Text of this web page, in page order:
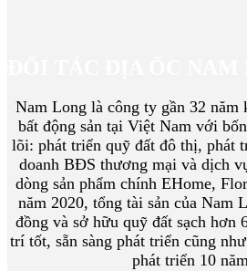
Nam Long là công ty gần 32 năm
bất động sản tại Việt Nam với
lõi: phát triển quỹ đất đô thị, phát
doanh BĐS thương mại và dịch
dòng sản phẩm chính EHome,
năm 2020, tổng tài sản của Nam
đồng và sở hữu quỹ đất sạch hơn
trí tốt, sẵn sàng phát triển cũng
phát triển 10